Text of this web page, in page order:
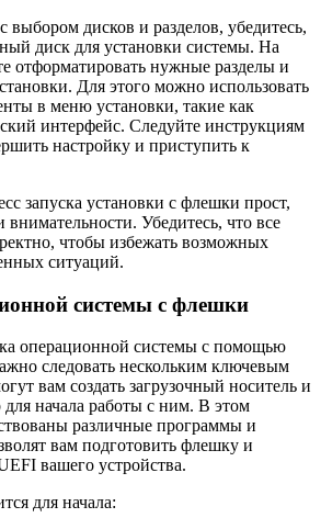
дисков и разделов, убедитесь,
диск для установки системы. На
отформатировать нужные разделы и
Для этого можно использовать
в меню установки, такие как
интерфейс. Следуйте инструкциям
настройку и приступить к
запуска установки с флешки прост,
внимательности. Убедитесь, что все
чтобы избежать возможных
ситуаций.
системы с флешки
операционной системы с помощью
следовать нескольким ключевым
вам создать загрузочный носитель и
начала работы с ним. В этом
различные программы и
вам подготовить флешку и
вашего устройства.
для начала: